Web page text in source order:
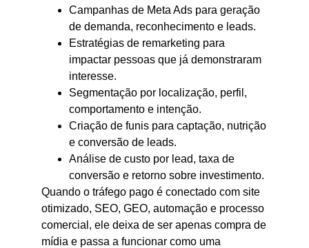
Campanhas de Meta Ads para geração
de demanda, reconhecimento e leads.
Estratégias de remarketing para
impactar pessoas que já demonstraram
interesse.
Segmentação por localização, perfil,
comportamento e intenção.
Criação de funis para captação, nutrição
e conversão de leads.
Análise de custo por lead, taxa de
conversão e retorno sobre investimento.
Quando o tráfego pago é conectado com site
otimizado, SEO, GEO, automação e processo
comercial, ele deixa de ser apenas compra de
mídia e passa a funcionar como uma